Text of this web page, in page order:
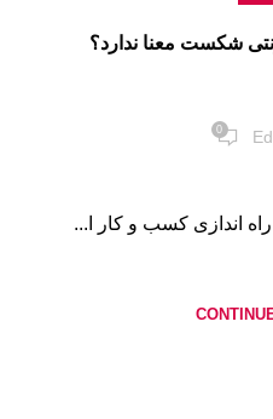
شکست معنا ندارد؟
0
اندازی کسب و کار ا...